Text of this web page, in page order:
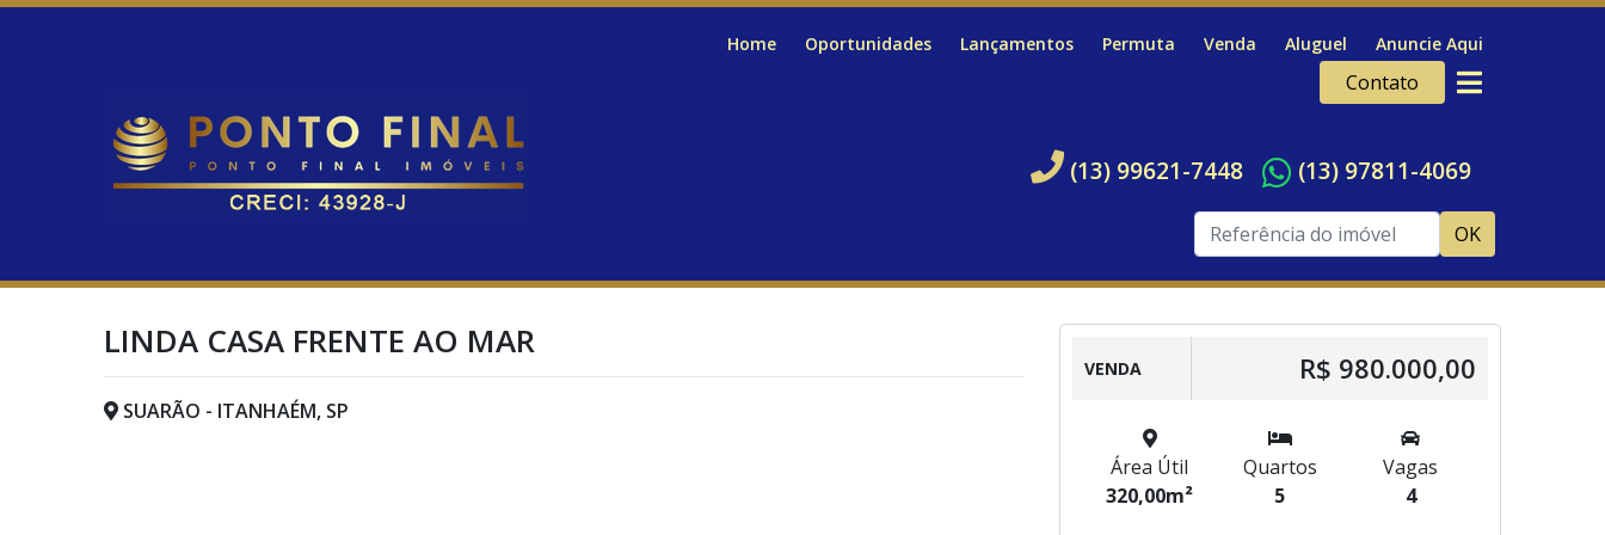
Home Oportunidades Lançamentos Permuta Venda Aluguel Anuncie Aqui
Contato
(13) 99621-7448 (13) 97811-4069
OK
LINDA CASA FRENTE AO MAR
SUARÃO - ITANHAÉM, SP
VENDA R$ 980.000,00
Área Útil
320,00m²
Quartos
5
Vagas
4